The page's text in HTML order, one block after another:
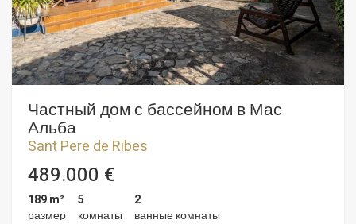
хорошего сообщения с Ситжесом и шоссе C-32, по
которому можно добраться до Барселоны и аэропорта
Эль-Прат.
Частный дом с бассейном в Мас
Альба
Sant Pere de Ribes
489.000 €
189 m²
размер
5
комнаты
2
ванные комнаты